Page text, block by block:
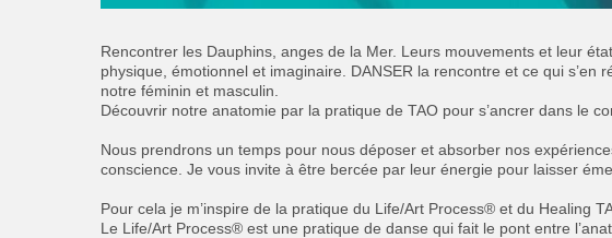
Rencontrer les Dauphins, anges de la Mer. Leurs mouvements et leur
physique, émotionnel et imaginaire. DANSER la rencontre et ce qui s’en
notre féminin et masculin.
Découvrir notre anatomie par la pratique de TAO pour s’ancrer dans le
Nous prendrons un temps pour nous déposer et absorber nos
conscience. Je vous invite à être bercée par leur énergie pour laisser
Pour cela je m’inspire de la pratique du Life/Art Process® et du Healing
Le Life/Art Process® est une pratique de danse qui fait le pont entre